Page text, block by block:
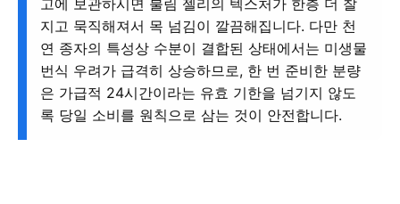
고에 보관하시면 불림 젤리의 텍스처가 한층 더 찰
지고 묵직해져서 목 넘김이 깔끔해집니다. 다만 천
연 종자의 특성상 수분이 결합된 상태에서는 미생물
번식 우려가 급격히 상승하므로, 한 번 준비한 분량
은 가급적 24시간이라는 유효 기한을 넘기지 않도
록 당일 소비를 원칙으로 삼는 것이 안전합니다.